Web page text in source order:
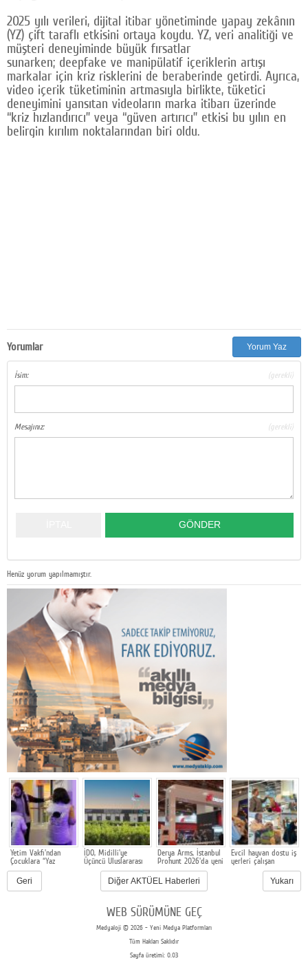
2025 yılı verileri, dijital itibar yönetiminde yapay zekânın
(YZ) çift taraflı etkisini ortaya koydu. YZ, veri analitiği ve
müşteri deneyiminde büyük fırsatlar
sunarken; deepfake ve manipülatif içeriklerin artışı
markalar için kriz risklerini de beraberinde getirdi. Ayrıca,
video içerik tüketiminin artmasıyla birlikte, tüketici
deneyimini yansıtan videoların marka itibarı üzerinde
“kriz hızlandırıcı” veya “güven artırıcı” etkisi bu yılın en
belirgin kırılım noktalarından biri oldu.
Yorumlar Yorum Yaz
İsim: (gerekli)
Mesajınız: (gerekli)
Henüz yorum yapılmamıştır.
Yetim Vakfı'ndan
Çocuklara “Yaz
Molası”
İDO, Midilli'ye
Üçüncü Uluslararası
Hattını Akçay'dan
Derya Arms, İstanbul
Prohunt 2026'da yeni
nesil ürünlerini ve
global marka
vizyonunu sergiledi
Evcil hayvan dostu iş
yerleri çalışan
bağlılığını ve işveren
Geri Diğer AKTÜEL Haberleri Yukarı
WEB SÜRÜMÜNE GEÇ
Medyaloji © 2026 - Yeni Medya Platformları
Tüm Hakları Saklıdır
Sayfa üretimi: 0.03